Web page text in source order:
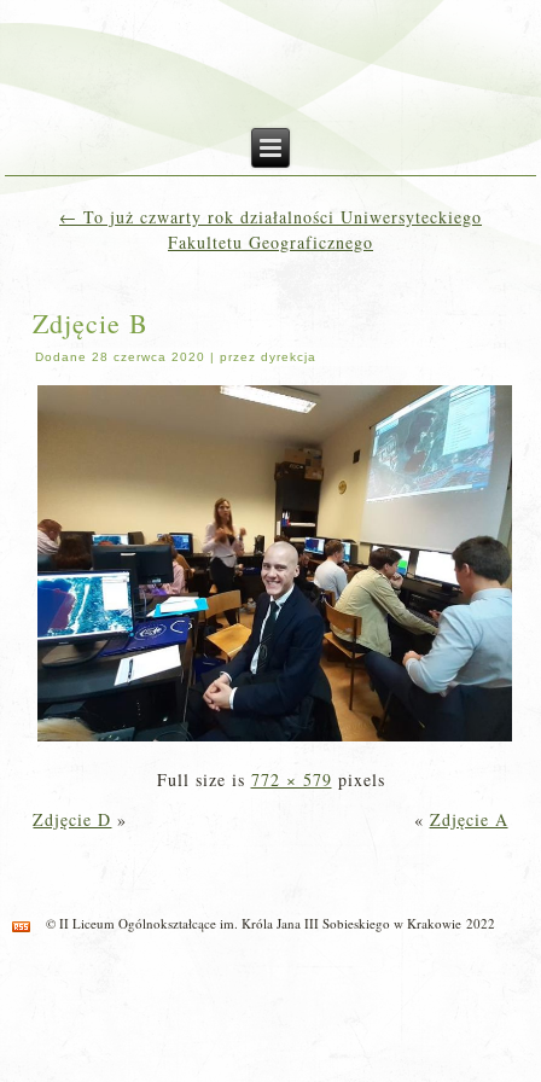
← To już czwarty rok działalności Uniwersyteckiego
Fakultetu Geograficznego
Zdjęcie B
Dodane 28 czerwca 2020 |przez dyrekcja
Full size is 772 × 579 pixels
Zdjęcie D » « Zdjęcie A
© II Liceum Ogólnokształcące im. Króla Jana III Sobieskiego w Krakowie 2022